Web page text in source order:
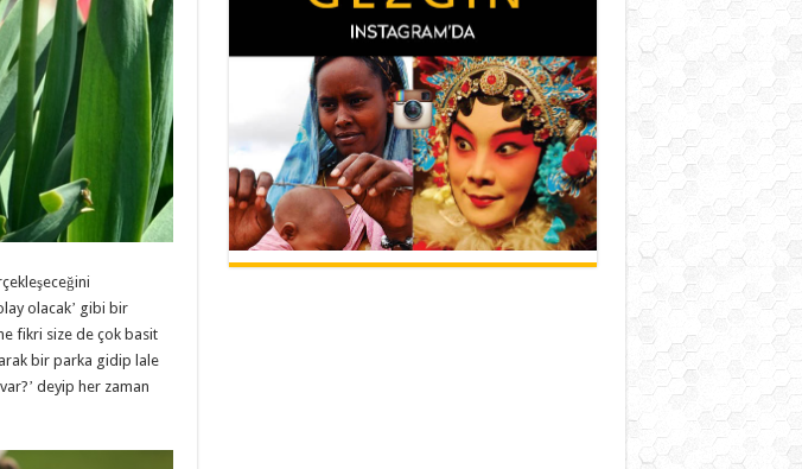
olacakʼ gibi bir
fikri size de çok basit
bir parka gidip lale
deyip her zaman